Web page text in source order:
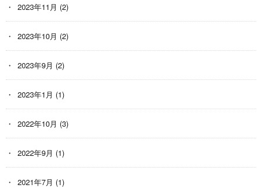
2023年11月 (2)
2023年10月 (2)
2023年9月 (2)
2023年1月 (1)
2022年10月 (3)
2022年9月 (1)
2021年7月 (1)